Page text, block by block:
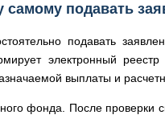
самому подавать
подавать
электронный
выплаты и
фонда. После проверки